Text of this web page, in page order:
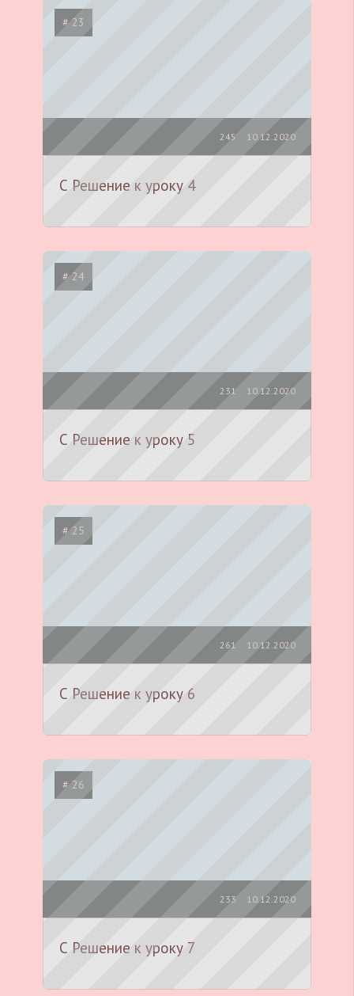
# 23
10.12.2020
245
С Решение к уроку 4
# 24
10.12.2020
231
С Решение к уроку 5
# 25
10.12.2020
261
С Решение к уроку 6
# 26
10.12.2020
233
С Решение к уроку 7